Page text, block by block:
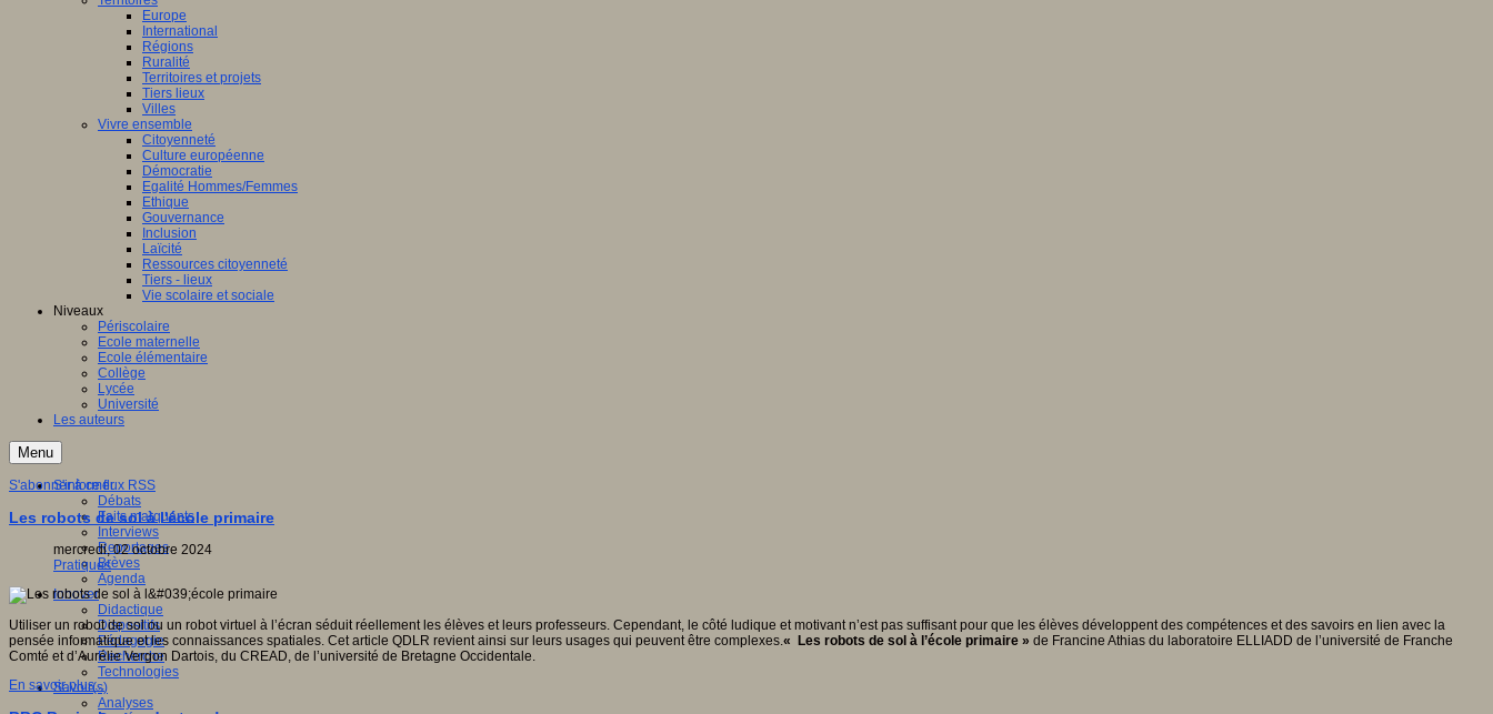
Europe
International
Régions
Ruralité
Territoires et projets
Tiers lieux
Villes
Vivre ensemble
Citoyenneté
Culture européenne
Démocratie
Egalité Hommes/Femmes
Ethique
Gouvernance
Inclusion
Laïcité
Ressources citoyenneté
Tiers - lieux
Vie scolaire et sociale
Niveaux
Périscolaire
Ecole maternelle
Ecole élémentaire
Collège
Lycée
Université
Les auteurs
Menu
S'informer
Débats
Faits marquants
Interviews
Reportages
Brèves
Agenda
Innover
Didactique
Dispositifs
Pédagogie
Recherche
Technologies
Savoir(s)
Analyses
S'abonner à ce flux RSS
Les robots de sol à l'école primaire
mercredi, 02 octobre 2024
Pratiques
Utiliser un robot de sol ou un robot virtuel à l’écran séduit réellement les élèves et leurs professeurs. Cependant, le côté ludique et motivant n’est pas suffisant pour que les élèves développent des compétences et des savoirs en lien avec la
pensée informatique et les connaissances spatiales. Cet article QDLR revient ainsi sur leurs usages qui peuvent être complexes.« Les robots de sol à l’école primaire » de Francine Athias du laboratoire ELLIADD de l’université de Franche
Comté et d’Aurélie Vergon Dartois, du CREAD, de l’université de Bretagne Occidentale.
En savoir plus...